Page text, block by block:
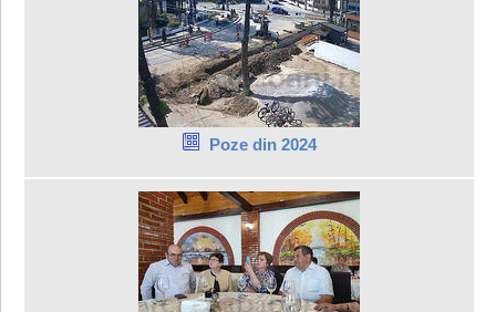
Poze din 2024